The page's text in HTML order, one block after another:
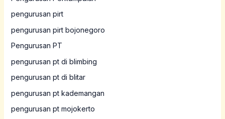
pengurusan pirt
pengurusan pirt bojonegoro
Pengurusan PT
pengurusan pt di blimbing
pengurusan pt di blitar
pengurusan pt kademangan
pengurusan pt mojokerto